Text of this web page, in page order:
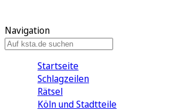
Navigation
Startseite
Schlagzeilen
Rätsel
Köln und Stadtteile